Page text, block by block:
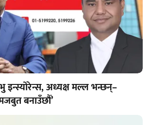
इन्स्योरेन्स, अध्यक्ष मल्ल भन्छन्–
बनाउँछौँ’